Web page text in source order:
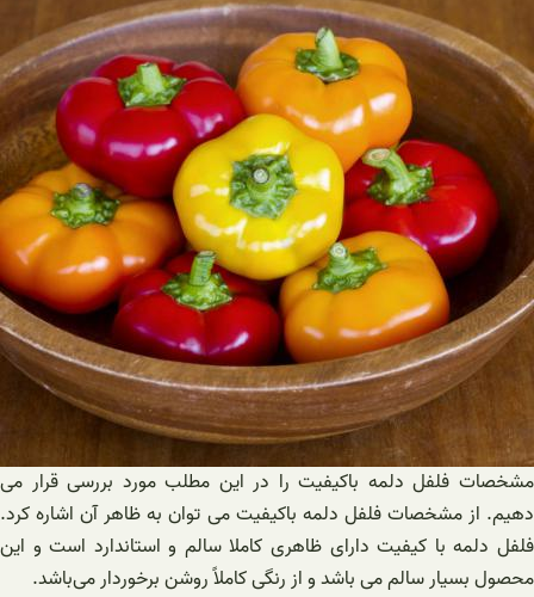
مشخصات فلفل دلمه باکیفیت را در این مطلب مورد بررسی قرار می
دهیم. از مشخصات فلفل دلمه باکیفیت می توان به ظاهر آن اشاره کرد.
فلفل دلمه با کیفیت دارای ظاهری کاملا سالم و استاندارد است و این
محصول بسیار سالم می باشد و از رنگی کاملاً روشن برخوردار می‌باشد.